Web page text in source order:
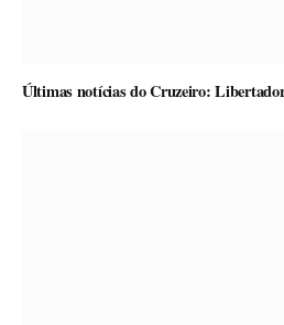
Últimas notícias do Cruzeiro: